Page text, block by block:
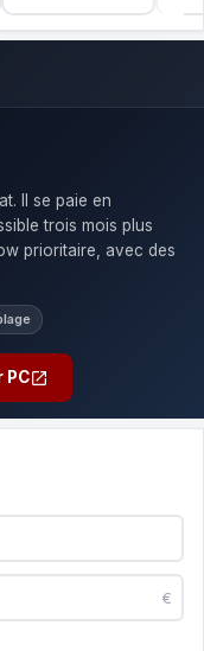
Il se paie en
trois mois plus
prioritaire, avec des
PC
€